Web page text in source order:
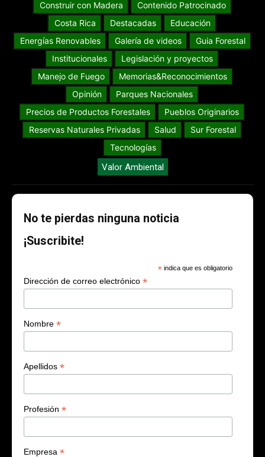
Construir con Madera
Contenido Patrocinado
Costa Rica
Destacadas
Educación
Energías Renovables
Galería de videos
Guia Forestal
Institucionales
Legislación y proyectos
Manejo de Fuego
Memorias&Reconocimientos
Opinión
Parques Nacionales
Precios de Productos Forestales
Pueblos Originarios
Reservas Naturales Privadas
Salud
Sur Forestal
Tecnologías
Valor Ambiental
No te pierdas ninguna noticia
¡Suscribite!
* indica que es obligatorio
Dirección de correo electrónico *
Nombre *
Apellidos *
Profesión *
Empresa *